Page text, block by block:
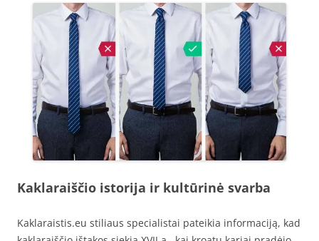
Kaklaraiščio istorija ir kultūrinė svarba
Kaklaraistis.eu stiliaus specialistai pateikia informaciją, kad